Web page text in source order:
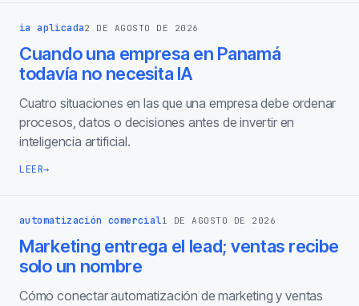
ia aplicada2 DE AGOSTO DE 2026
Cuando una empresa en Panamá
todavía no necesita IA
Cuatro situaciones en las que una empresa debe ordenar
procesos, datos o decisiones antes de invertir en
inteligencia artificial.
LEER→
automatización comercial1 DE AGOSTO DE 2026
Marketing entrega el lead; ventas recibe
solo un nombre
Cómo conectar automatización de marketing y ventas